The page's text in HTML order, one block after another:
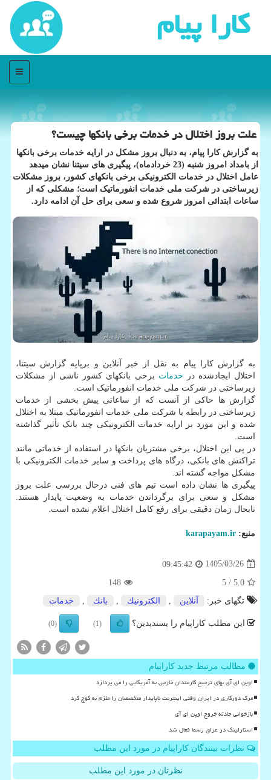
كارا پیام
منو
علت بروز اختلال در خدمات برخی بانکها چیست؟
به گزارش کارا پیام، به دنبال بروز مشکل در ارایه خدمات برخی بانکها
از بامداد امروز شنبه (23 خردادماه)، پیگیری های سیتنا نشان میدهد
عامل اختلال در خدمات الکترونیکی برخی بانکهای کشور، بروز مشکلات
زیرساختی در شرکت ملی خدمات انفورماتیک است؛ مشکلی که از
ساعات ابتدائی امروز شروع شده و سعی برای حل آن ادامه دارد.
به گزارش کارا پیام به نقل از خبر آنلاین و برپایه گزارش سیتنا،
اختلال ایجادشده در خدمات برخی بانکهای کشور ناشی از مشکلات
زیرساختی در شرکت ملی خدمات انفورماتیک است.
گزارش ها حاکی از آنست که از ساعاتی پیش بخشی از خدمات
زیرساختی در رابطه با شرکت ملی خدمات انفورماتیک مبتلا به اختلال
شده و این مورد بر ارایه خدمات الکترونیکی چند بانک تأثیر گذاشته
است.
در پی این اختلال، برخی مشتریان بانکها در استفاده از خدماتی مانند
تراکنش های بانکی، درگاه های پرداخت و سایر خدمات الکترونیکی با
مشکل مواجه گشته اند.
پیگیری ها نشان داده است تیم های فنی درحال بررسی علت بروز
مشکل و سعی برای برگرداندن خدمات به وضعیت پایدار هستند.
تابحال زمان دقیقی برای رفع کامل اختلال اعلام نشده است.
منبع: karapayam.ir
1405/03/26
09:45:42
5.0
/ 5
148
تگهای خبر:
آنلاین الكترونیك بانك خدمات
این مطلب کاراپیام را پسندیدین؟ (1)
(0)
مطالب مرتبط جدید کاراپیام
اوپن ای آی بهای ترجیح کارمندان خارجی به آمریکایی را می پردازد
مرگ دورکاری در ایران وقتی اینترنت ناپایدار متخصصان را ملزم به کوچ کرد
بازخوانی حادثه خروج اوپن ای آی
استارلینک در عراق رسما فعال شد
نظرات بینندگان کاراپیام در مورد این مطلب
نظرتان در مورد این مطلب